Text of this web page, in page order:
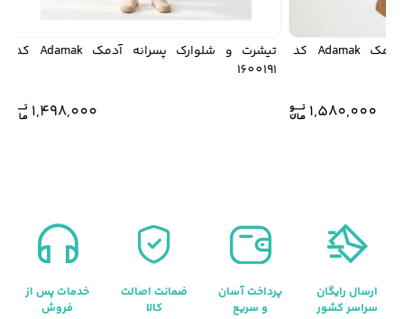
تیشرت و شلوارک پسرانه آدمک Adamak کد
1,580,000
تیشرت و شلوارک پسرانه آدمک Adamak کد
1600191
1,498,000
ارسال رایگان
سراسر کشور
پرداخت آسان
و سریع
ضمانت اصالت
کالا
خدمات پس از
فروش